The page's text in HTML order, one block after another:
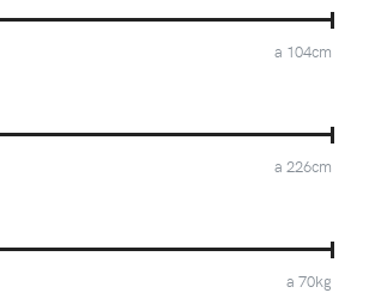
a 104cm
a 226cm
a 70kg